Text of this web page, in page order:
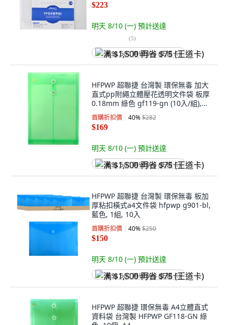
$223
明天 8/10 (一) 預計送達
(5)
满 $1,500 再省 $75 (王道卡)
HFPWP 超聯捷 台灣製 環保無毒 加大
直式pp附繩立體壓花透明文件袋 板厚
0.18mm 綠色 gf119-gn (10入/組),
A4, 10入
首購折扣價 40%$282
$169
明天 8/10 (一) 預計送達
满 $1,500 再省 $75 (王道卡)
HFPWP 超聯捷 台灣製 環保無毒 板加
厚粘扣橫式a4文件袋 hfpwp g901-bl,
藍色, 1組, 10入
首購折扣價 40%$250
$150
明天 8/10 (一) 預計送達
满 $1,500 再省 $75 (王道卡)
HFPWP 超聯捷 環保無毒 A4立體直式
資料袋 台灣製 HFPWP GF118-GN 綠